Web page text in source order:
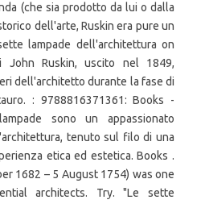
(che sia prodotto da lui o dalla
dell'arte, Ruskin era pure un
lampade dell'architettura on
John Ruskin, uscito nel 1849,
dell'architetto durante la fase di
: 9788816371361: Books -
sono un appassionato
tenuto sul filo di una
etica ed estetica. Books .
1682 – 5 August 1754) was one
architects. Try. "Le sette